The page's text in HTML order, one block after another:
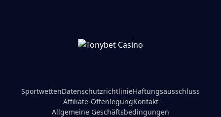
SportwettenDatenschutzrichtlinieHaftungsausschluss
Affiliate-OffenlegungKontakt
Allgemeine Geschäftsbedingungen